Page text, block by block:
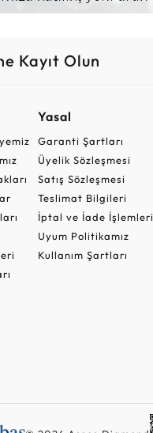
Kayıt Olun
Yasal
Garanti Şartları
Üyelik Sözleşmesi
Satış Sözleşmesi
Teslimat Bilgileri
İptal ve İade İşlemleri
Uyum Politikamız
Kullanım Şartları